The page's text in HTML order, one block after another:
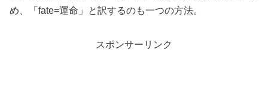
め、「fate=運命」と訳するのも一つの方法。
スポンサーリンク